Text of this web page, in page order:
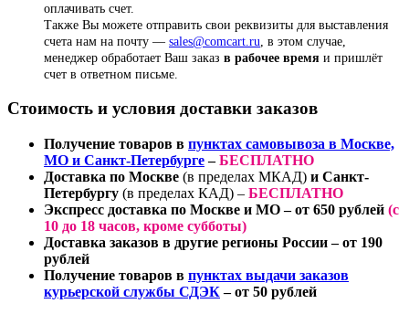
оплачивать счет.
Также Вы можете отправить свои реквизиты для выставления
счета нам на почту — sales@comcart.ru , в этом случае,
менеджер обработает Ваш заказ в рабочее время и пришлёт
счет в ответном письме.
Стоимость и условия доставки заказов
Получение товаров в пунктах самовывоза в Москве,
МО и Санкт-Петербурге–БЕСПЛАТНО
Доставка по Москве (в пределах МКАД) и Санкт-
Петербургу (в пределах КАД) – БЕСПЛАТНО
Экспресс доставка по Москве и МО– от 650 рублей (с
10 до 18 часов, кроме субботы)
Доставка заказов в другие регионы России– от 190
рублей
Получение товаров в пунктах выдачи заказов
курьерской службы СДЭК– от 50 рублей